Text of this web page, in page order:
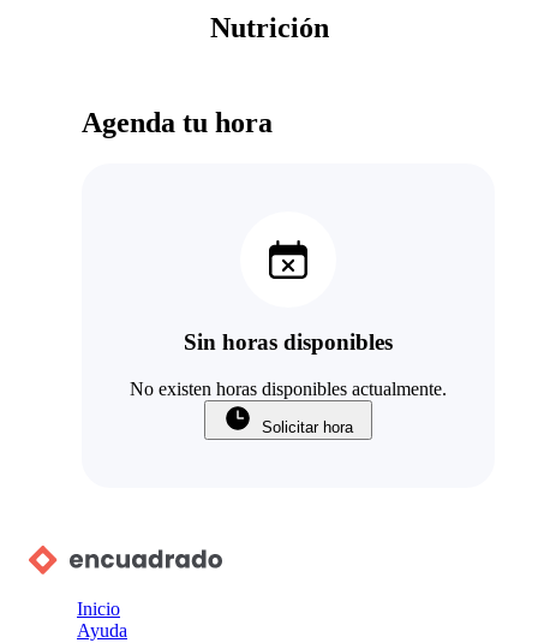
Nutrición
Agenda tu hora
Sin horas disponibles
No existen horas disponibles actualmente.
Solicitar hora
Inicio
Ayuda